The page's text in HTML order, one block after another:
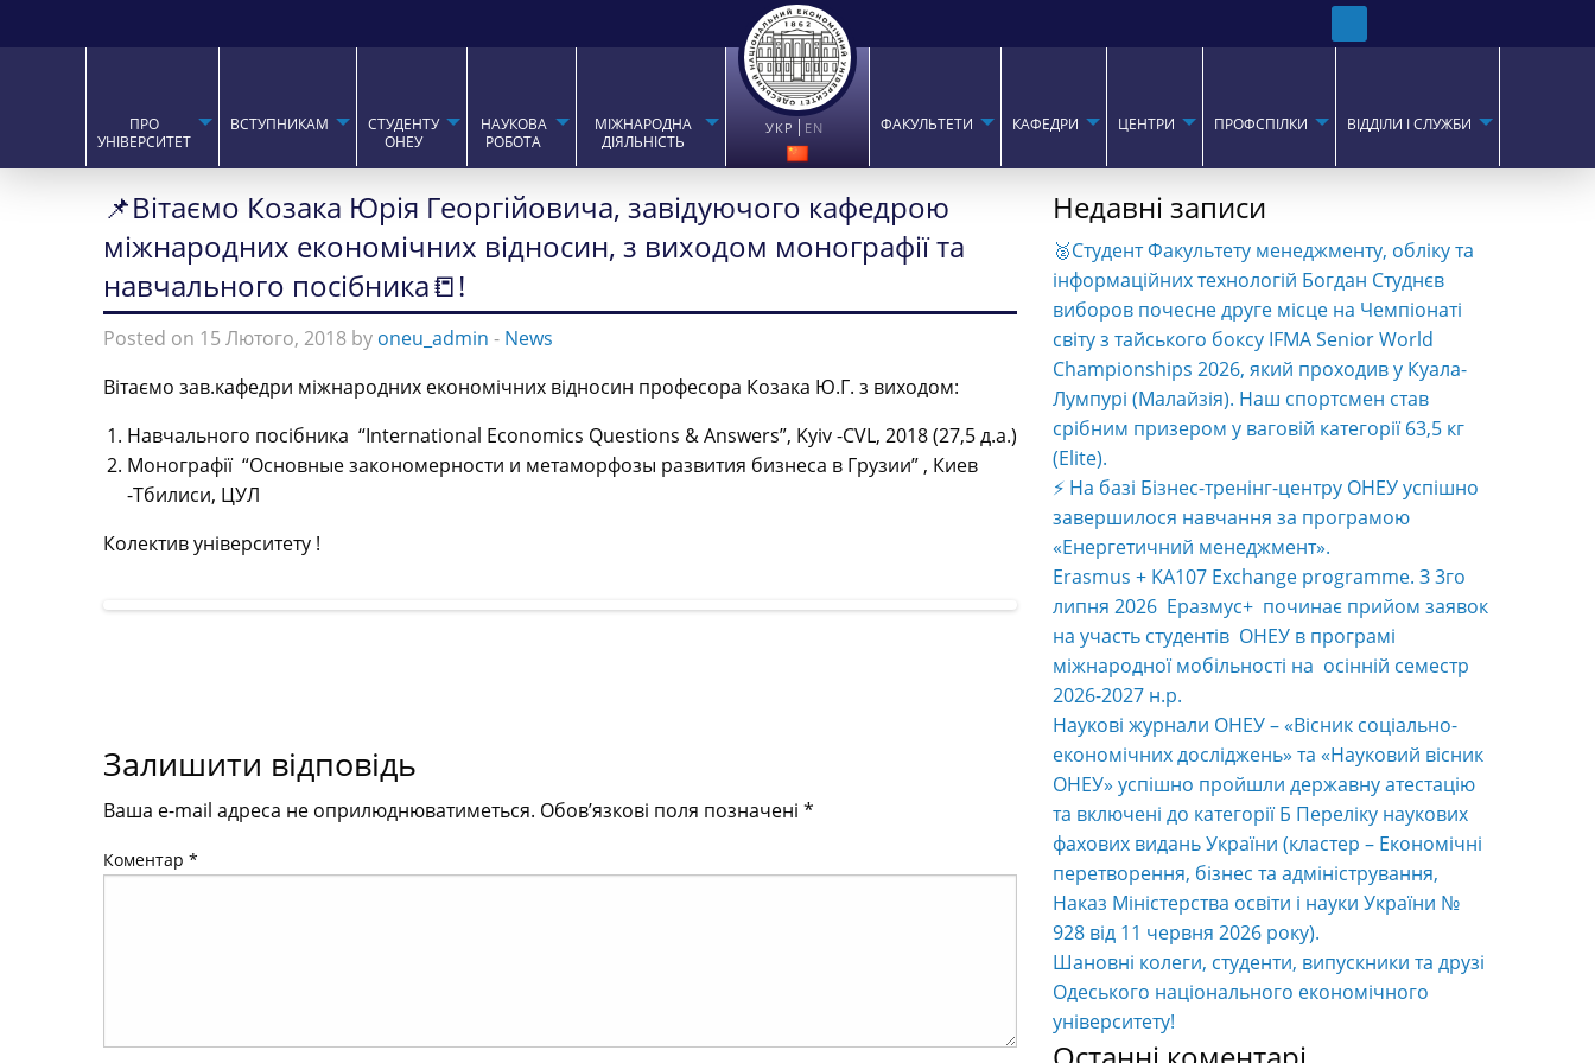
ПРО
УНІВЕРСИТЕТ
ВСТУПНИКАМ
СТУДЕНТУ
ОНЕУ
НАУКОВА
РОБОТА
МІЖНАРОДНА
ДІЯЛЬНІСТЬ
УКР EN ФАКУЛЬТЕТИ КАФЕДРИ ЦЕНТРИ ПРОФСПІЛКИ ВІДДІЛИ І СЛУЖБИ
📌Вітаємо Козака Юрія Георгійовича, завідуючого кафедрою
міжнародних економічних відносин, з виходом монографії та
навчального посібника📒!
Posted on 15 Лютого, 2018 by oneu_admin - News
Вітаємо зав.кафедри міжнародних економічних відносин професора Козака Ю.Г. з виходом:
Навчального посібника “International Economics Questions & Answers”, Kyiv -CVL, 2018 (27,5 д.а.)
Монографії “Основные закономерности и метаморфозы развития бизнеса в Грузии” , Киев
-Тбилиси, ЦУЛ
Колектив університету !
Недавні записи
🥈Студент Факультету менеджменту, обліку та
інформаційних технологій Богдан Студнєв
виборов почесне друге місце на Чемпіонаті
світу з тайського боксу IFMA Senior World
Championships 2026, який проходив у Куала-
Лумпурі (Малайзія). Наш спортсмен став
срібним призером у ваговій категорії 63,5 кг
(Elite).
⚡️ На базі Бізнес-тренінг-центру ОНЕУ успішно
завершилося навчання за програмою
«Енергетичний менеджмент».
Erasmus + KA107 Exchange programme. З 3го
липня 2026 Еразмус+ починає прийом заявок
на участь студентів ОНЕУ в програмі
міжнародної мобільності на осінній семестр
2026-2027 н.р.
Наукові журнали ОНЕУ – «Вісник соціально-
економічних досліджень» та «Науковий вісник
ОНЕУ» успішно пройшли державну атестацію
та включені до категорії Б Переліку наукових
фахових видань України (кластер – Економічні
перетворення, бізнес та адміністрування,
Наказ Міністерства освіти і науки України №
928 від 11 червня 2026 року).
Шановні колеги, студенти, випускники та друзі
Одеського національного економічного
університету!